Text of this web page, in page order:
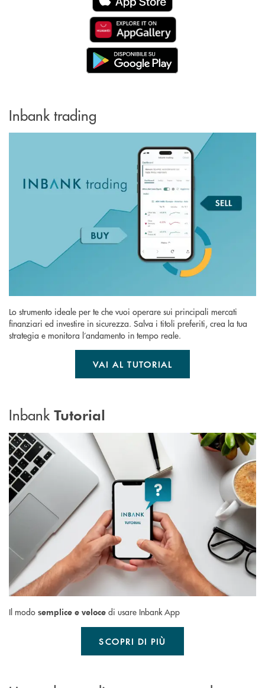
Inbank trading
Lo strumento ideale per te che vuoi operare sui principali mercati
finanziari ed investire in sicurezza. Salva i titoli preferiti, crea la tua
strategia e monitora l’andamento in tempo reale.
VAI AL TUTORIAL
Inbank Tutorial
Il modo semplice e veloce di usare Inbank App
SCOPRI DI PIÙ